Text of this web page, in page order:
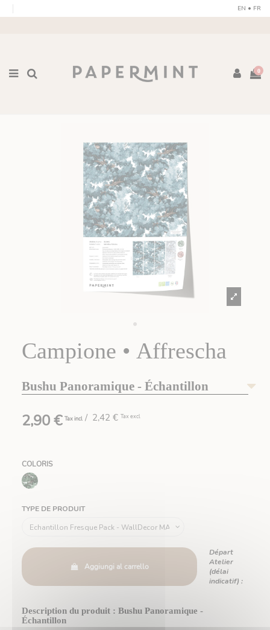
EN • FR
0
Campione • Affrescha
Bushu Panoramique - Échantillon
2,90 €Tax incl / 2,42 € Tax excl
COLORIS
959 Vert Sencha
TYPE DE PRODUIT
Aggiungi al carrello
Départ
Atelier
(délai
indicatif) :
Description du produit : Bushu Panoramique -
Échantillon
Pannello di gestione dei cookies